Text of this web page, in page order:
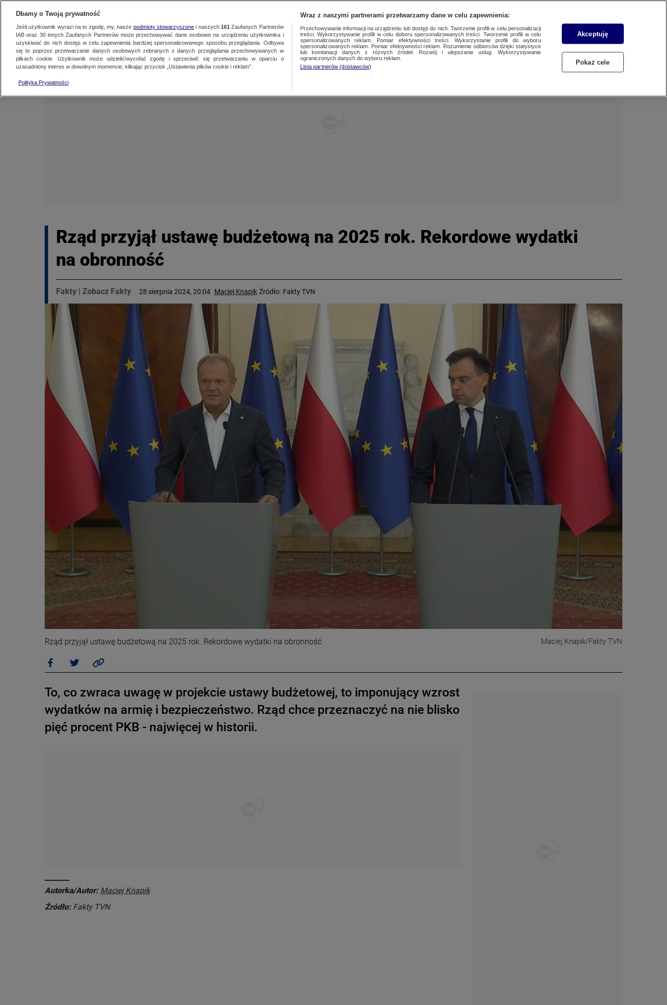
FAKTY PO FAKTACH FAKTY O ŚWIECIE
Dzień dobry!
ZALOGUJ SIĘ
Rząd przyjął ustawę budżetową na 2025 rok. Rekordowe wydatki
na obronność
Fakty | Zobacz Fakty 28 sierpnia 2024, 20:04 Maciej Knapik Źródło: Fakty TVN
Rząd przyjął ustawę budżetową na 2025 rok. Rekordowe wydatki na obronność Maciej Knapik/Fakty TVN
To, co zwraca uwagę w projekcie ustawy budżetowej, to imponujący wzrost
wydatków na armię i bezpieczeństwo. Rząd chce przeznaczyć na nie blisko
pięć procent PKB - najwięcej w historii.
Autorka/Autor: Maciej Knapik
Źródło: Fakty TVN
Dbamy o Twoją prywatność
Jeśli użytkownik wyrazi na to zgodę, my, nasze podmioty stowarzyszonei naszych 161 Zaufanych Partnerów
IAB oraz 30innych Zaufanych Partnerów może przechowywać dane osobowe na urządzeniu użytkownika i
uzyskiwać do nich dostęp w celu zapewnienia bardziej spersonalizowanego sposobu przeglądania. Odbywa
się to poprzez przetwarzanie danych osobowych zebranych z danych przeglądania przechowywanych w
plikach cookie. Użytkownik może udzielić/wycofać zgodę i sprzeciwić się przetwarzaniu w oparciu o
uzasadniony interes w dowolnym momencie, klikając przycisk „Ustawienia plików cookie i reklam”.
Polityka Prywatności
Wraz z naszymi partnerami przetwarzamy dane w celu zapewnienia:
Przechowywanie informacji na urządzeniu lub dostęp do nich. Tworzenie profili w celu personalizacji
treści. Wykorzystywanie profili w celu doboru spersonalizowanych treści. Tworzenie profili w celu
spersonalizowanych reklam. Pomiar efektywności treści. Wykorzystanie profili do wyboru
spersonalizowanych reklam. Pomiar efektywności reklam. Rozumienie odbiorców dzięki statystyce
lub kombinacji danych z różnych źródeł. Rozwój i ulepszanie usług. Wykorzystywanie
ograniczonych danych do wyboru reklam.
Lista partnerów (dostawców)
Akceptuję
Pokaż cele